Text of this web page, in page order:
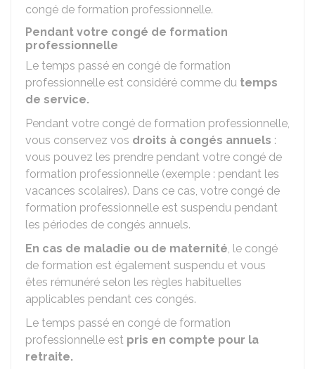
congé de formation professionnelle.
Pendant votre congé de formation
professionnelle
Le temps passé en congé de formation
professionnelle est considéré comme du temps
de service.
Pendant votre congé de formation professionnelle,
vous conservez vos droits à congés annuels :
vous pouvez les prendre pendant votre congé de
formation professionnelle (exemple : pendant les
vacances scolaires). Dans ce cas, votre congé de
formation professionnelle est suspendu pendant
les périodes de congés annuels.
En cas de maladie ou de maternité, le congé
de formation est également suspendu et vous
êtes rémunéré selon les règles habituelles
applicables pendant ces congés.
Le temps passé en congé de formation
professionnelle est pris en compte pour la
retraite.